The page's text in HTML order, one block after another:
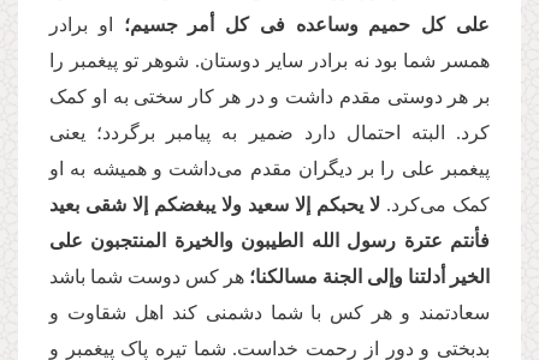
على كل حمیم وساعده فی كل أمر جسیم؛ او برادر
همسر شما بود نه برادر سایر دوستان. شوهر تو پیغمبر را
بر هر دوستی مقدم داشت و در هر کار سختی به او کمک
کرد. البته احتمال دارد ضمیر به پیامبر برگردد؛ یعنی
پیغمبر علی را بر دیگران مقدم می‌داشت و همیشه به او
کمک می‌کرد. لا یحبكم إلا سعید ولا یبغضكم إلا شقی بعید
فأنتم عترة رسول الله الطیبون والخیرة المنتجبون على
الخیر أدلتنا وإلى الجنة مسالكنا؛ هر کس دوست شما باشد
سعادتمند و هر کس با شما دشمنی کند اهل شقاوت و
بدبختی و دور از رحمت خداست. شما تیره پاک پیغمبر و